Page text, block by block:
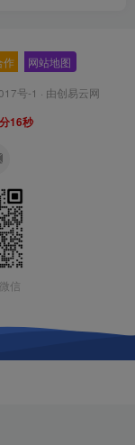
作 网站地图
号-1 · 由创易云网
17秒
信